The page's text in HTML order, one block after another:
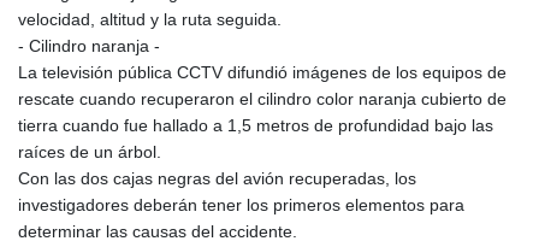
velocidad, altitud y la ruta seguida.
- Cilindro naranja -
La televisión pública CCTV difundió imágenes de los equipos de
rescate cuando recuperaron el cilindro color naranja cubierto de
tierra cuando fue hallado a 1,5 metros de profundidad bajo las
raíces de un árbol.
Con las dos cajas negras del avión recuperadas, los
investigadores deberán tener los primeros elementos para
determinar las causas del accidente.